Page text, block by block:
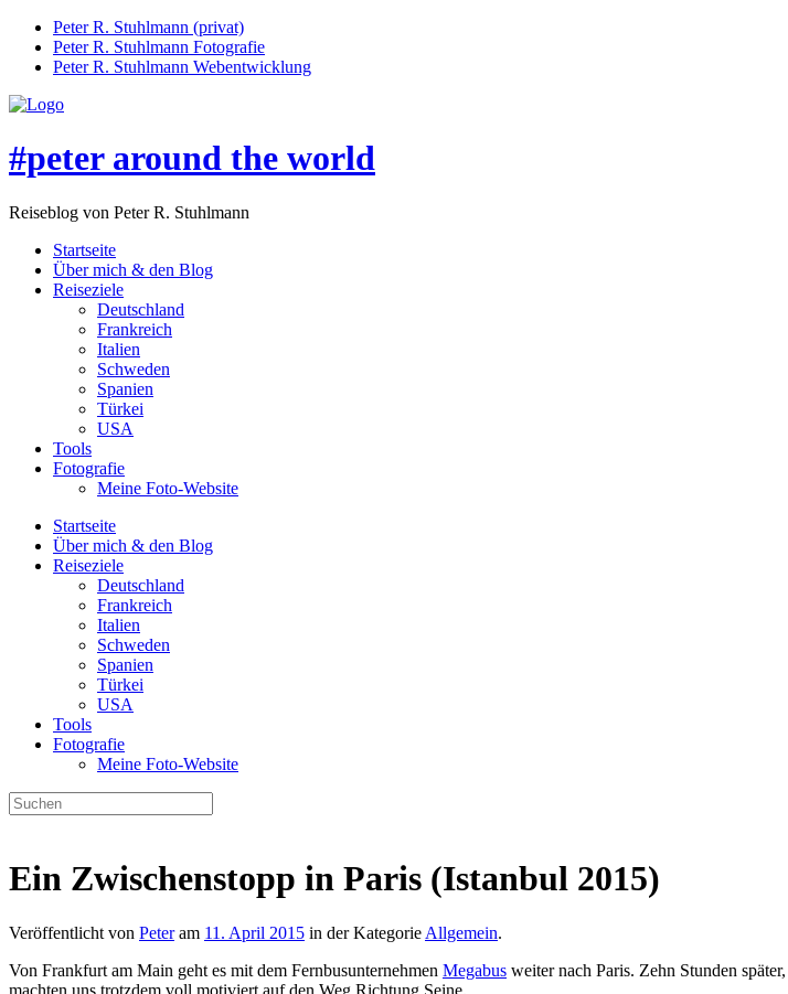
Peter R. Stuhlmann (privat)
Peter R. Stuhlmann Fotografie
Peter R. Stuhlmann Webentwicklung
#peter around the world
Reiseblog von Peter R. Stuhlmann
Startseite
Über mich & den Blog
Reiseziele
Deutschland
Frankreich
Italien
Schweden
Spanien
Türkei
USA
Tools
Fotografie
Meine Foto-Website
Startseite
Über mich & den Blog
Reiseziele
Deutschland
Frankreich
Italien
Schweden
Spanien
Türkei
USA
Tools
Fotografie
Meine Foto-Website
Ein Zwischenstopp in Paris (Istanbul 2015)
Veröffentlicht von Peteram 11. April 2015 in der Kategorie Allgemein.
Von Frankfurt am Main geht es mit dem Fernbusunternehmen Megabus weiter nach Paris. Zehn Stunden
machten uns trotzdem voll motiviert auf den Weg Richtung Seine.